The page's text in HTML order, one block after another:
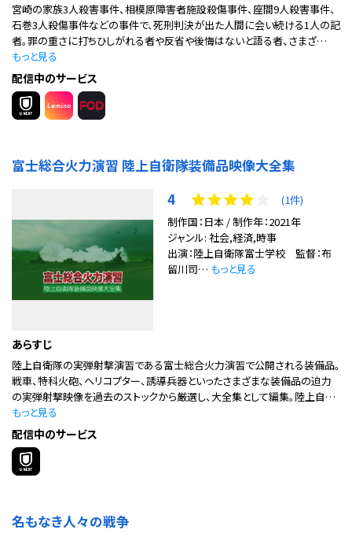
宮崎の家族3人殺害事件、相模原障害者施設殺傷事件、座間9人殺害事件、
石巻3人殺傷事件などの事件で、死刑判決が出た人間に会い続ける1人の記
者。罪の重さに打ちひしがれる者や反省や後悔はないと語る者、さまざ…
もっと見る
配信中のサービス
富士総合火力演習 陸上自衛隊装備品映像大全集
4
(1件)
制作国：日本 / 制作年：2021年
ジャンル: 社会,経済,時事
出演：陸上自衛隊富士学校 監督：布
留川司… もっと見る
あらすじ
陸上自衛隊の実弾射撃演習である富士総合火力演習で公開される装備品。
戦車、特科火砲、ヘリコプター、誘導兵器といったさまざまな装備品の迫力
の実弾射撃映像を過去のストックから厳選し、大全集として編集。陸上自…
もっと見る
配信中のサービス
名もなき人々の戦争